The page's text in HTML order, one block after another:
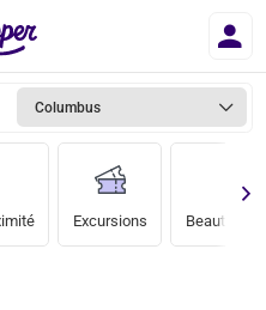
Columbus
Excursions Beauté &